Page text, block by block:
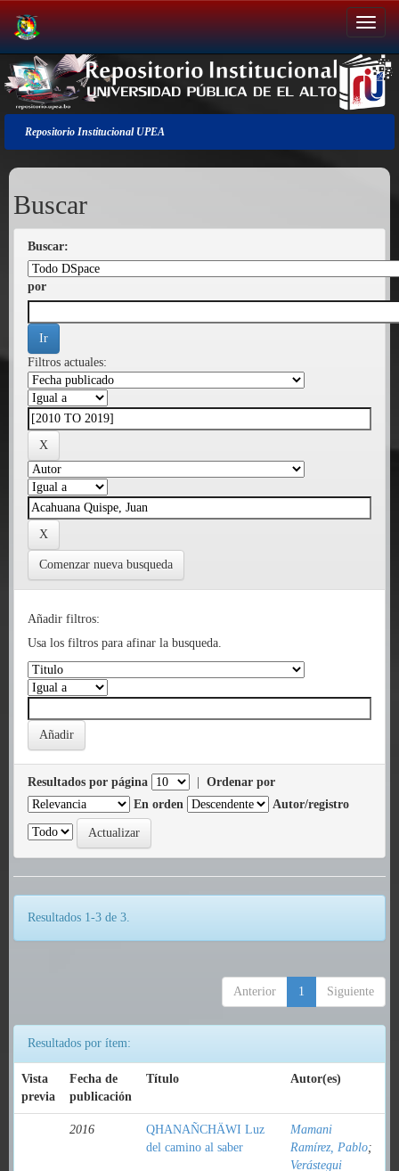
Salir
de
la
navegación
Repositorio Institucional UPEA
Buscar
Buscar:
por
Filtros actuales:
Comenzar nueva busqueda
Añadir filtros:
Usa los filtros para afinar la busqueda.
Resultados por página
Ordenar por
En orden
Autor/registro
Resultados 1-3 de 3.
Anterior 1 Siguiente
Resultados por ítem:
Vista
previa
Fecha de
publicación
Título Autor(es)
2016
QHANAÑCHÄWI Luz
del camino al saber
Mamani
Ramírez, Pablo;
Verástegui